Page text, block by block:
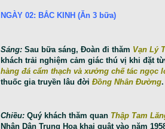
NGÀY 02: BẮC KINH (Ăn 3 bữa)
Sáng: Sau bữa sáng, Đoàn đi thăm Vạn Lý
khách trải nghiệm cảm giác thú vị khi đặt
hàng đá cẩm thạch và xưởng chế tác ngọc
thuốc gia truyền lâu đời Đồng Nhân Đường
Chiều: Quý khách thăm quan Thập Tam
Nhân Dân Trung Hoa khai quật vào năm